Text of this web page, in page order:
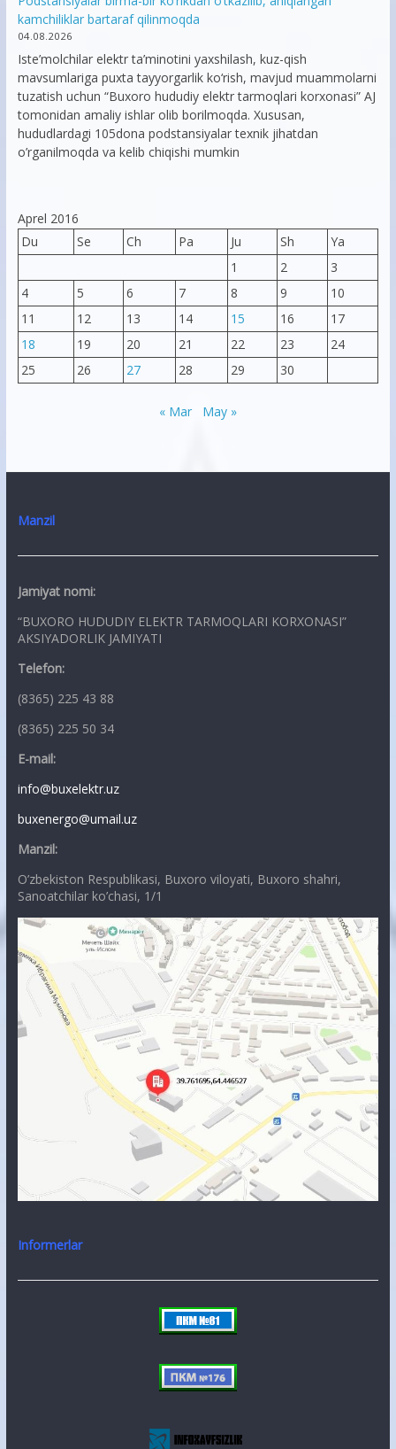
kamchiliklar bartaraf qilinmoqda
04.08.2026
Iste’molchilar elektr ta’minotini yaxshilash, kuz-qish
mavsumlariga puxta tayyorgarlik ko‘rish, mavjud muammolarni
tuzatish uchun “Buxoro hududiy elektr tarmoqlari korxonasi” AJ
tomonidan amaliy ishlar olib borilmoqda. Xususan,
hududlardagi 105dona podstansiyalar texnik jihatdan
o’rganilmoqda va kelib chiqishi mumkin
Aprel 2016
Du
Se Ch Pa Ju Sh
Ya
1
2
3
4
5 6 7 8 9
10
11
12 13 14 15 16
17
18
19 20 21 22 23
24
25
26 27 28 29 30
« Mar May »
Manzil
Jamiyat nomi:
“BUXORO HUDUDIY ELEKTR TARMOQLARI KORXONASI”
AKSIYADORLIK JAMIYATI
Telefon:
(8365) 225 43 88
(8365) 225 50 34
E-mail:
info@buxelektr.uz
buxenergo@umail.uz
Manzil:
O’zbekiston Respublikasi, Buxoro viloyati, Buxoro shahri,
Sanoatchilar ko’chasi, 1/1
Informerlar